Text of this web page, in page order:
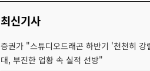
최신기사
증권가 "스튜디오드래곤 하반기 '천천히 강
대, 부진한 업황 속 실적 선방"